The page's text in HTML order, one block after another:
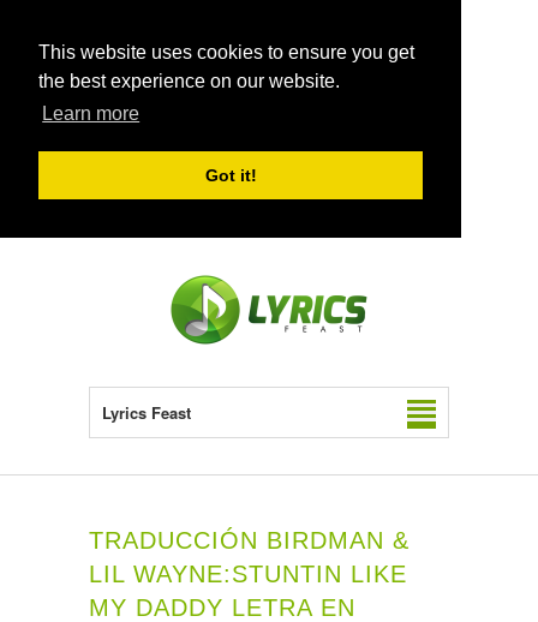
This website uses cookies to ensure you get
the best experience on our website.
Learn more
Got it!
Lyrics Feast
TRADUCCIÓN BIRDMAN &
LIL WAYNE:STUNTIN LIKE
MY DADDY LETRA EN